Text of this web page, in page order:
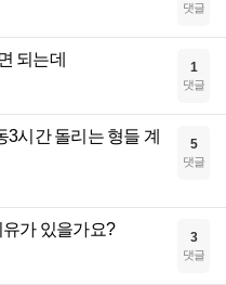
댓글
되는데 1
댓글
3시간 돌리는 형들 계
5
댓글
가 있을가요? 3
댓글